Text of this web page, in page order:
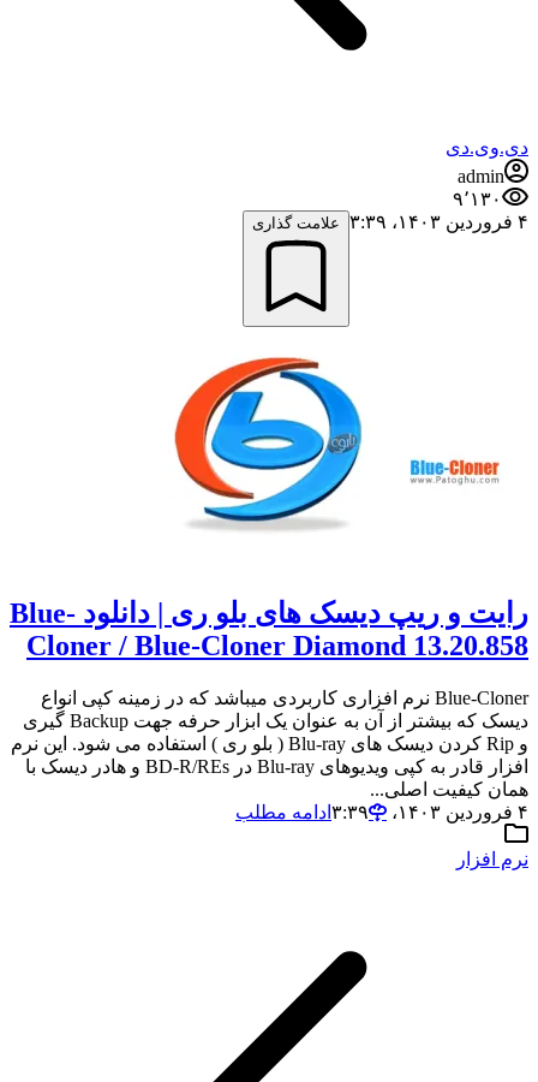
دی.وی.دی
admin
۹٬۱۳۰
۴ فروردین ۱۴۰۳،‏ ۳:۳۹
علامت گذاری
رایت و ریپ دیسک های بلو ری | دانلود Blue-
Cloner / Blue-Cloner Diamond 13.20.858
Blue-Cloner نرم افزاری کاربردی میباشد که در زمینه کپی انواع
دیسک که بیشتر از آن به عنوان یک ابزار حرفه جهت Backup گیری
و Rip کردن دیسک های Blu-ray ( بلو ری ) استفاده می شود. این نرم
افزار قادر به کپی ویدیوهای Blu-ray در BD-R/REs و هادر دیسک با
همان کیفیت اصلی...
۴ فروردین ۱۴۰۳،‏ ۳:۳۹
ادامه مطلب
نرم افزار